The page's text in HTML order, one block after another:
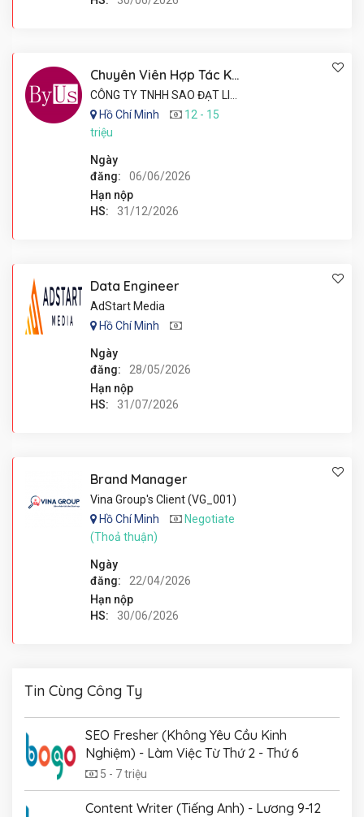
Chuyên Viên Hợp Tác KOL/KOC
Hồ Chí Minh
12 - 15
triệu
Ngày
đăng:
06/06/2026
Hạn nộp
HS:
31/12/2026
Data Engineer
AdStart Media
Hồ Chí Minh
Ngày
đăng:
28/05/2026
Hạn nộp
HS:
31/07/2026
Brand Manager
Vina Group's Client (VG_001)
Hồ Chí Minh
Negotiate
(Thoả thuận)
Ngày
đăng:
22/04/2026
Hạn nộp
HS:
30/06/2026
Tin Cùng Công Ty
SEO Fresher (Không Yêu Cầu Kinh
Nghiệm) - Làm Việc Từ Thứ 2 - Thứ 6
5 - 7 triệu
Content Writer (Tiếng Anh) - Lương 9-12